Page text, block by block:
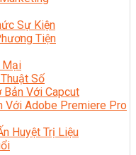
Sự Kiện
Tiện
Mại
Số
Bản Với Capcut
Với Adobe Premiere Pro
Huyệt Trị Liệu